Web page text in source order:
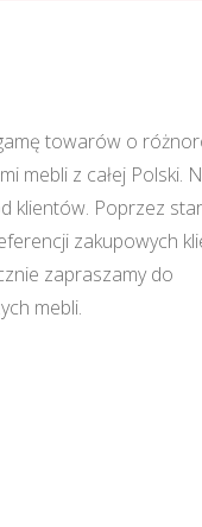
towarów o
mebli z całej Polski.
klientów. Poprzez
zakupowych
zapraszamy do
mebli.